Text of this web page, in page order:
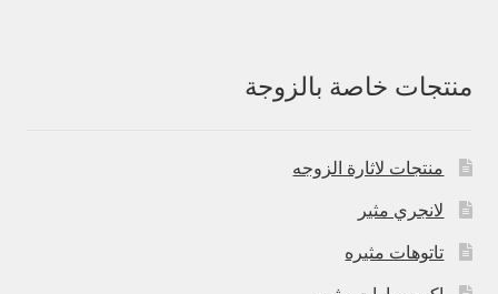
منتجات خاصة بالزوجة
منتجات لاثارة الزوجه
لانجري مثير
تاتوهات مثيره